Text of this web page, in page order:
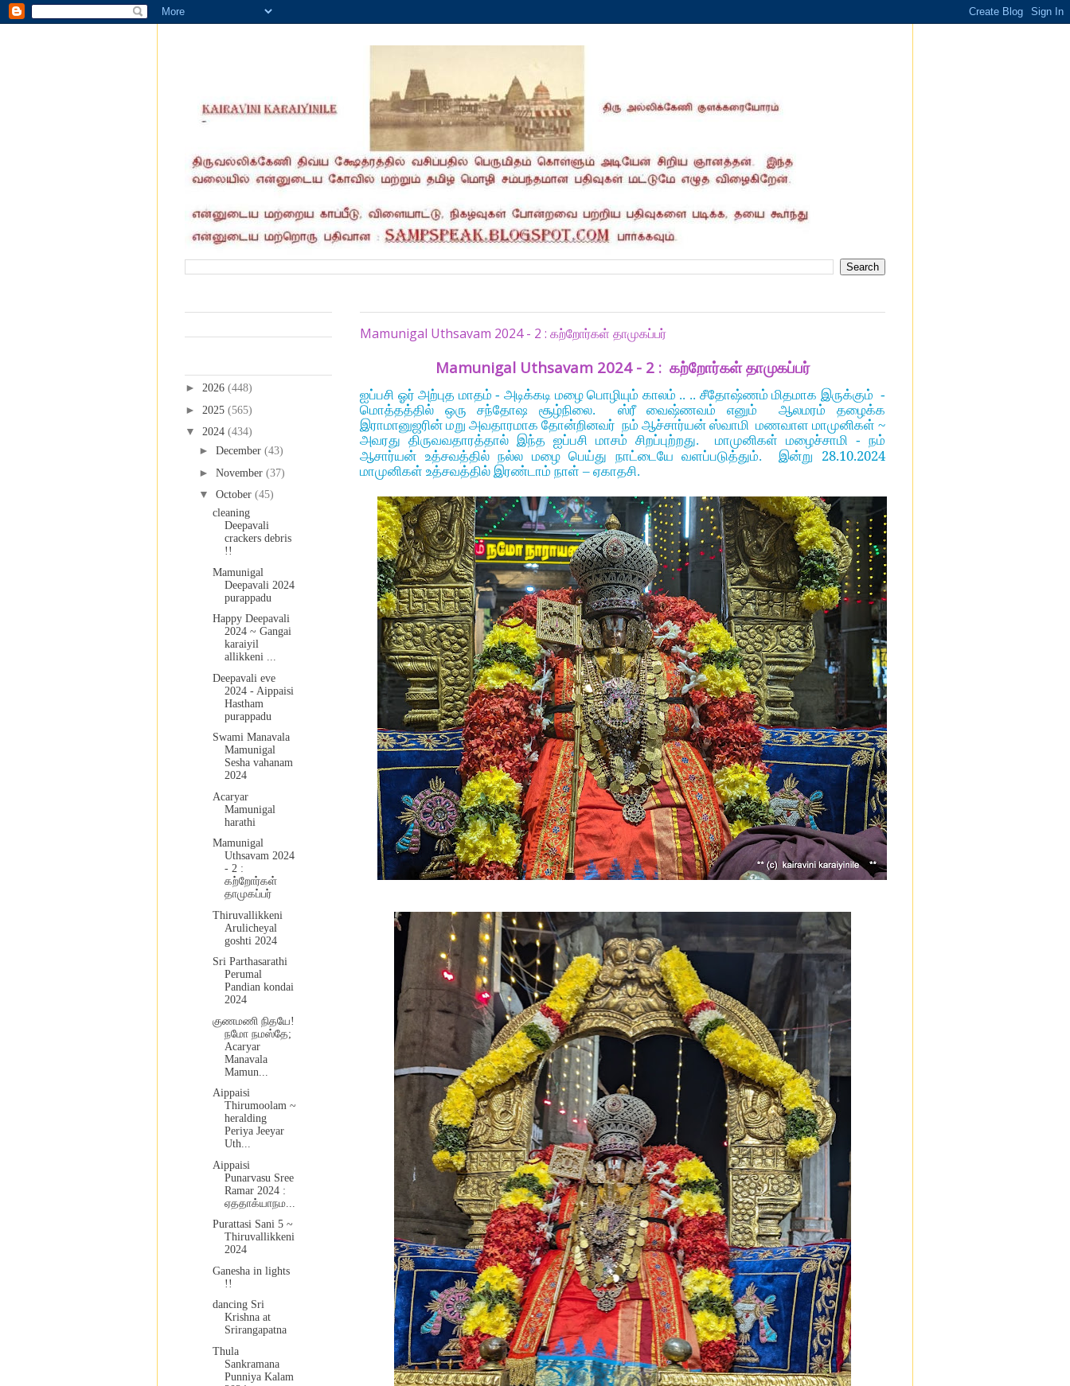
Mamunigal Uthsavam 2024 - 2 : கற்றோர்கள் தாமுகப்பர்
Mamunigal Uthsavam 2024 - 2 : கற்றோர்கள் தாமுகப்பர்
ஐப்பசி ஓர் அற்புத மாதம் - அடிக்கடி மழை பொழியும் காலம் .. .. சீதோஷ்ணம் மிதமாக இருக்கும் -
மொத்தத்தில் ஒரு சந்தோஷ சூழ்நிலை. ஸ்ரீ வைஷ்ணவம் எனும் ஆலமரம் தழைக்க
இராமானுஜரின் மறு அவதாரமாக தோன்றினவர் நம் ஆச்சார்யன் ஸ்வாமி மணவாள மாமுனிகள் ~
அவரது திருவவதாரத்தால் இந்த ஐப்பசி மாசம் சிறப்புற்றது. மாமுனிகள் மழைச்சாமி - நம்
ஆசார்யன் உத்சவத்தில் நல்ல மழை பெய்து நாட்டையே வளப்படுத்தும். இன்று 28.10.2024
மாமுனிகள் உத்சவத்தில் இரண்டாம் நாள் – ஏகாதசி.
► 2026 (448)
► 2025 (565)
▼ 2024 (434)
► December (43)
► November (37)
▼ October (45)
cleaning
Deepavali
crackers debris
!!
Mamunigal
Deepavali 2024
purappadu
Happy Deepavali
2024 ~ Gangai
karaiyil
allikkeni ...
Deepavali eve
2024 - Aippaisi
Hastham
purappadu
Swami Manavala
Mamunigal
Sesha vahanam
2024
Acaryar
Mamunigal
harathi
Mamunigal
Uthsavam 2024
- 2 :
கற்றோர்கள்
தாமுகப்பர்
Thiruvallikkeni
Arulicheyal
goshti 2024
Sri Parthasarathi
Perumal
Pandian kondai
2024
குணமணி நிதயே!
நமோ நமஸ்தே;
Acaryar
Manavala
Mamun...
Aippaisi
Thirumoolam ~
heralding
Periya Jeeyar
Uth...
Aippaisi
Punarvasu Sree
Ramar 2024 :
ஏததாக்யாநம...
Purattasi Sani 5 ~
Thiruvallikkeni
2024
Ganesha in lights
!!
dancing Sri
Krishna at
Srirangapatna
Thula
Sankramana
Punniya Kalam